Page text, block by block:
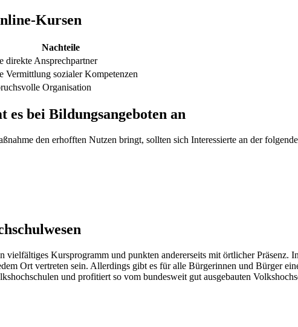
Kursen
Nachteile
direkte Ansprechpartner
Vermittlung sozialer Kompetenzen
Organisation
bei Bildungsangeboten an
den erhofften Nutzen bringt, sollten sich Interessierte an der
vielfältiges Kursprogramm und punkten andererseits mit örtlicher
Ort vertreten sein. Allerdings gibt es für alle Bürgerinnen und Bürger
und profitiert so vom bundesweit gut ausgebauten